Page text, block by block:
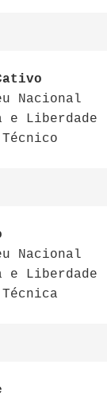
Nacional
e Liberdade |
Nacional
e Liberdade |